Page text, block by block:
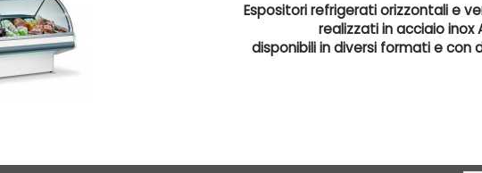
Espositori refrigerati orizzontali e
realizzati in acciaio inox
disponibili in diversi formati e con